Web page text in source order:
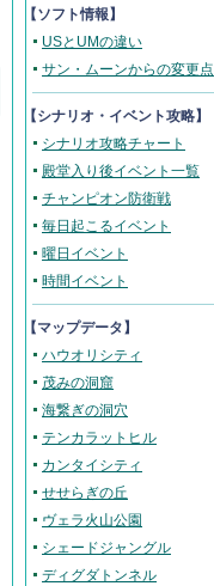
【ソフト情報】
USとUMの違い
サン・ムーンからの変更点
【シナリオ・イベント攻略】
シナリオ攻略チャート
殿堂入り後イベント一覧
チャンピオン防衛戦
毎日起こるイベント
曜日イベント
時間イベント
【マップデータ】
ハウオリシティ
茂みの洞窟
海繋ぎの洞穴
テンカラットヒル
カンタイシティ
せせらぎの丘
ヴェラ火山公園
シェードジャングル
ディグダトンネル